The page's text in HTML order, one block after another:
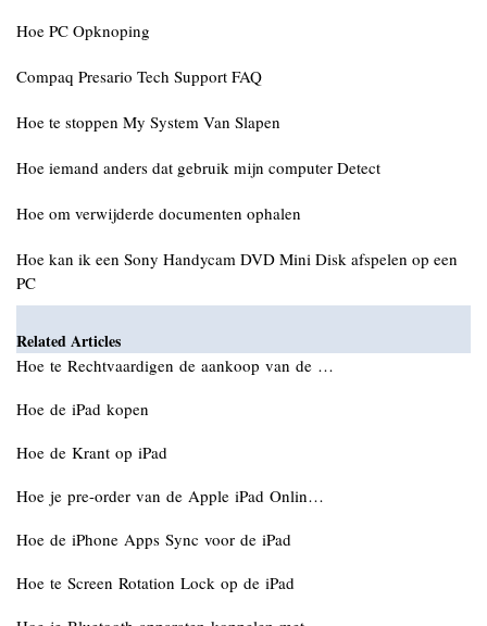
Hoe PC Opknoping
Compaq Presario Tech Support FAQ
Hoe te stoppen My System Van Slapen
Hoe iemand anders dat gebruik mijn computer Detect
Hoe om verwijderde documenten ophalen
Hoe kan ik een Sony Handycam DVD Mini Disk afspelen op een
PC
Related Articles
Hoe te Rechtvaardigen de aankoop van de …
Hoe de iPad kopen
Hoe de Krant op iPad
Hoe je pre-order van de Apple iPad Onlin…
Hoe de iPhone Apps Sync voor de iPad
Hoe te Screen Rotation Lock op de iPad